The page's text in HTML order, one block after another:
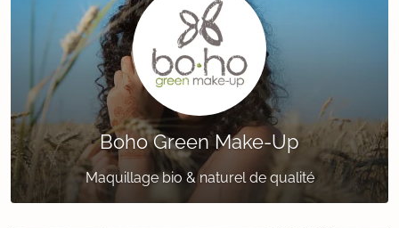
Boho Green Make-Up
Maquillage bio & naturel de qualité